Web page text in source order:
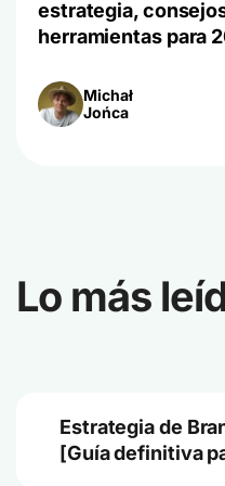
herramientas de IA a
(y en el contexto
estrategia,
herramientas para
Michał
Jońca
Lo más
Estrategia de
[Guía definitiva